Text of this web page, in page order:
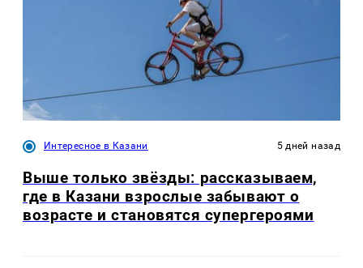
Интересное в Казани 5 дней назад
Выше только звёзды: рассказываем,
где в Казани взрослые забывают о
возрасте и становятся супергероями